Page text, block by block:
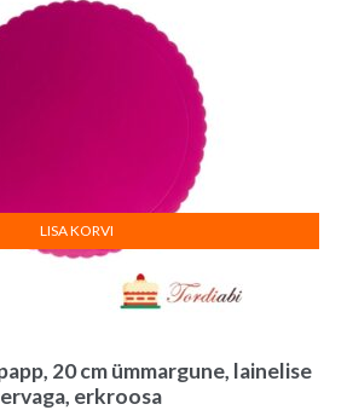
20 cm ümmargune, lainelise
erkroosa
LISA KORVI